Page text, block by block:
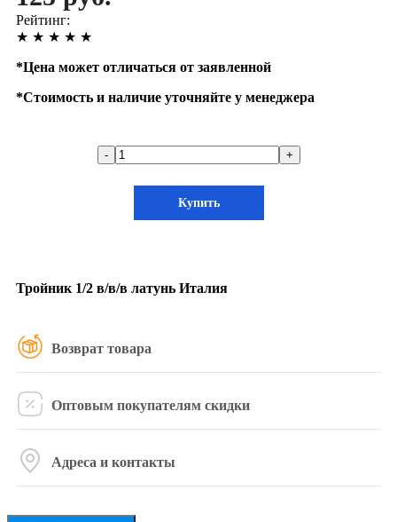
Рейтинг:
★ ★ ★ ★ ★
*Цена может отличаться от заявленной
*Стоимость и наличие уточняйте у менеджера
- +
Купить
Тройник 1/2 в/в/в латунь Италия
Возврат товара
Оптовым покупателям скидки
Адреса и контакты